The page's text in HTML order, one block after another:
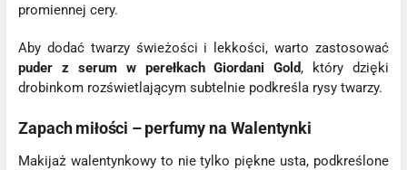
promiennej cery.
Aby dodać twarzy świeżości i lekkości, warto zastosować
puder z serum w perełkach Giordani Gold, który dzięki
drobinkom rozświetlającym subtelnie podkreśla rysy twarzy.
Zapach miłości – perfumy na Walentynki
Makijaż walentynkowy to nie tylko piękne usta, podkreślone